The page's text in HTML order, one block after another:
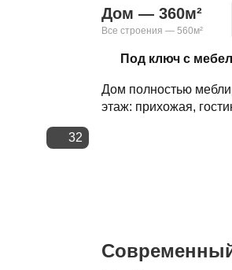
32
Скопировать
Дом — 360м²
Все строения — 560м²
Под ключ с
Дом полностью
этаж: прихожая,